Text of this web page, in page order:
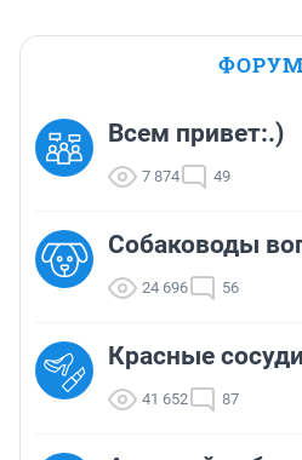
Всем привет:.)
7 874 49
Собаководы
24 696 56
Красные
41 652 87